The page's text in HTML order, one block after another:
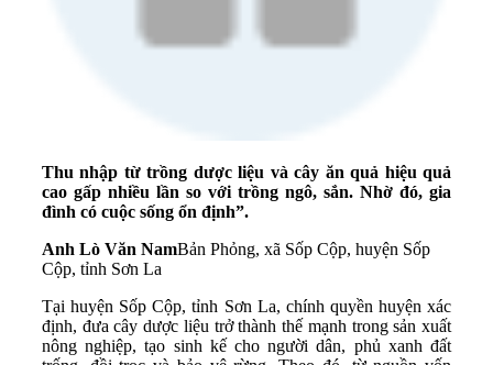
Thu nhập từ trồng dược liệu và cây ăn quả hiệu quả
cao gấp nhiều lần so với trồng ngô, sắn. Nhờ đó, gia
đình có cuộc sống ổn định”.
Anh Lò Văn NamBản Phỏng, xã Sốp Cộp, huyện Sốp
Cộp, tỉnh Sơn La
Tại huyện Sốp Cộp, tỉnh Sơn La, chính quyền huyện xác
định, đưa cây dược liệu trở thành thế mạnh trong sản xuất
nông nghiệp, tạo sinh kế cho người dân, phủ xanh đất